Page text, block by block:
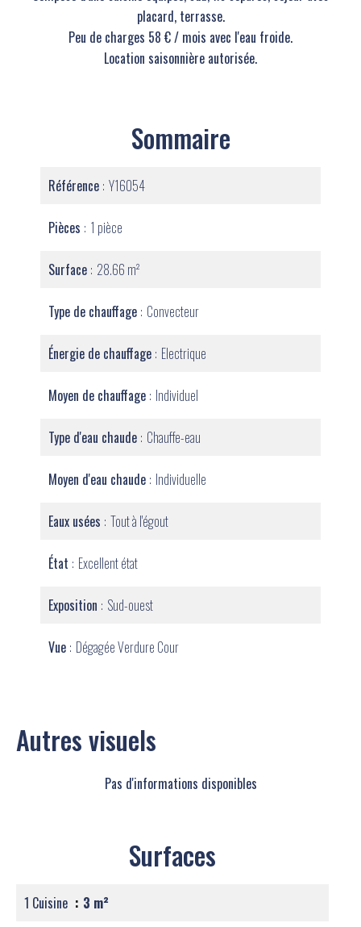
placard, terrasse.
Peu de charges 58 € / mois avec l'eau froide.
Location saisonnière autorisée.
Sommaire
Référence Y16054
Pièces 1 pièce
Surface 28.66 m²
Type de chauffage Convecteur
Énergie de chauffage Electrique
Moyen de chauffage Individuel
Type d'eau chaude Chauffe-eau
Moyen d'eau chaude Individuelle
Eaux usées Tout à l'égout
État Excellent état
Exposition Sud-ouest
Vue Dégagée Verdure Cour
Autres visuels
Pas d'informations disponibles
Surfaces
1 Cuisine
3 m²